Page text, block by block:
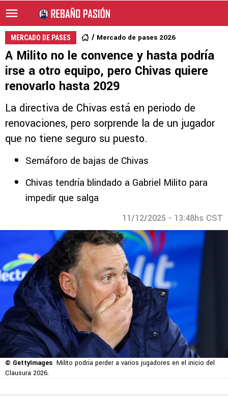
MERCADO DE PASES Mercado de pases 2026
A Milito no le convence y hasta podría
irse a otro equipo, pero Chivas quiere
renovarlo hasta 2029
La directiva de Chivas está en periodo de
renovaciones, pero sorprende la de un jugador
que no tiene seguro su puesto.
Semáforo de bajas de Chivas
Chivas tendría blindado a Gabriel Milito para
impedir que salga
11/12/2025 - 13:48hs CST
© GettyImages Milito podría perder a varios jugadores en el inicio del
Clausura 2026.